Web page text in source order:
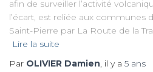
afin de surveiller l’activité
l’écart, est reliée aux communes
Saint-Pierre par La Route de la
Lire la suite
Par OLIVIER Damien, il y a 5 ans